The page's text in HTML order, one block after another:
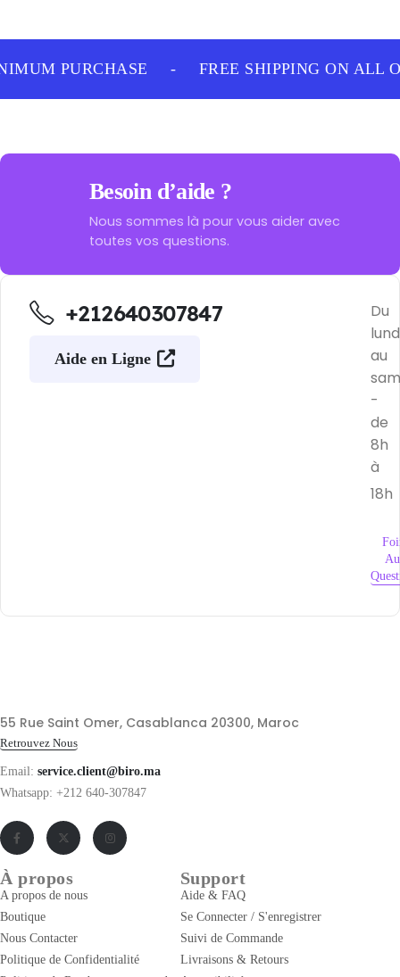
PURCHASE - FREE SHIPPING ON ALL
Besoin d’aide ?
Nous sommes là pour vous aider avec
toutes vos questions.
+212640307847
Aide en Ligne
Du
au
-
de
8h
à
18h
55 Rue Saint Omer, Casablanca 20300, Maroc
Retrouvez Nous
Email: service.client@biro.ma
Whatsapp: +212 640-307847
À propos
A propos de nous
Boutique
Nous Contacter
Politique de Confidentialité
Support
Aide & FAQ
Se Connecter / S'enregistrer
Suivi de Commande
Livraisons & Retours